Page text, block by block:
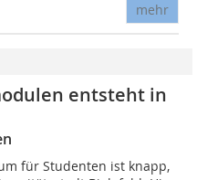
mehr
entsteht in
für Studenten ist knapp,